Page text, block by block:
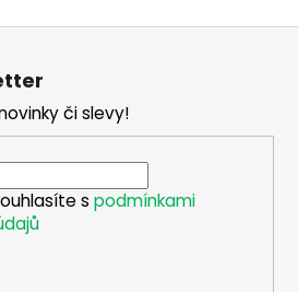
či slevy!
s podmínkami